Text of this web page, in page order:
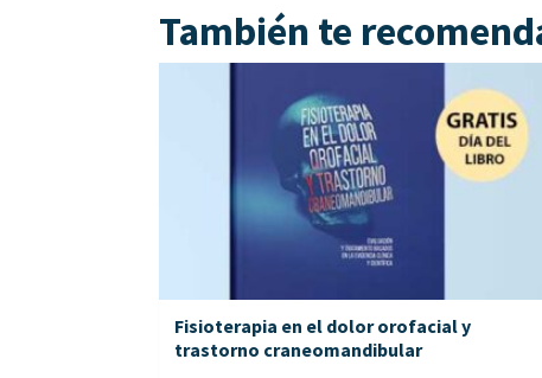
También te
Fisioterapia en el dolor orofacial y
trastorno craneomandibular